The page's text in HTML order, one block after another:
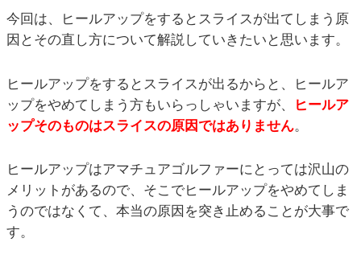
今回は、ヒールアップをするとスライスが出てしまう原
因とその直し方について解説していきたいと思います。
ヒールアップをするとスライスが出るからと、ヒールア
ップをやめてしまう方もいらっしゃいますが、
ヒールア
ップそのものはスライスの原因ではありません。
ヒールアップはアマチュアゴルファーにとっては沢山の
メリットがあるので、そこでヒールアップをやめてしま
うのではなくて、本当の原因を突き止めることが大事で
す。